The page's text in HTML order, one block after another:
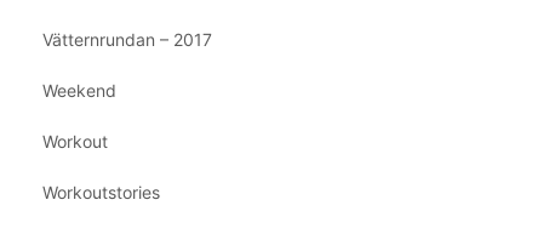
Vätternrundan – 2017
Weekend
Workout
Workoutstories